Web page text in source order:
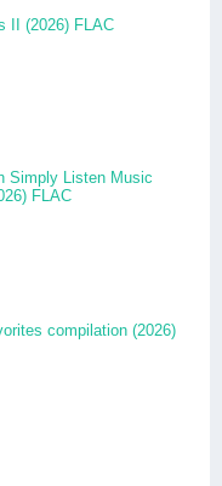
II (2026) FLAC
Simply Listen Music
FLAC
compilation (2026)